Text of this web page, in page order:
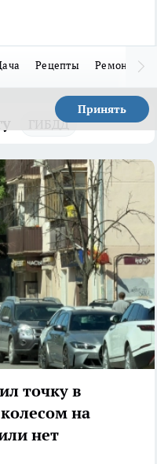
Рецепты Ремонт
Принять
ГИБДД
точку в
на
нет